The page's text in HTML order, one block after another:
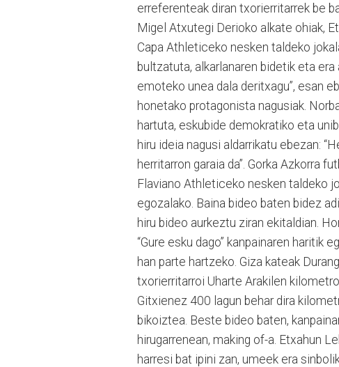
erreferenteak diran txorierritarrek be
Migel Atxutegi Derioko alkate ohiak,
Capa Athleticeko nesken taldeko
bultzatuta, alkarlanaren bidetik eta
emoteko unea dala deritxagu”, esan
honetako protagonista nagusiak.
hartuta, eskubide demokratiko eta
hiru ideia nagusi aldarrikatu ebezan:
herritarron garaia da”. Gorka Azkorra
Flaviano Athleticeko nesken taldeko
egozalako. Baina bideo baten bidez
hiru bideo aurkeztu ziran ekitaldian.
“Gure esku dago” kanpainaren haritik
han parte hartzeko. Giza kateak
txorierritarroi Uharte Arakilen
Gitxienez 400 lagun behar dira
bikoiztea. Beste bideo baten,
hirugarrenean, making of-a. Etxahun
harresi bat ipini zan, umeek era